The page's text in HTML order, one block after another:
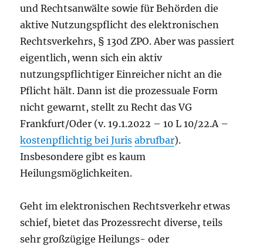
und Rechtsanwälte sowie für Behörden die
aktive Nutzungspflicht des elektronischen
Rechtsverkehrs, § 130d ZPO. Aber was passiert
eigentlich, wenn sich ein aktiv
nutzungspflichtiger Einreicher nicht an die
Pflicht hält. Dann ist die prozessuale Form
nicht gewarnt, stellt zu Recht das VG
Frankfurt/Oder (v. 19.1.2022 – 10 L 10/22.A –
kostenpflichtig bei Juris abrufbar).
Insbesondere gibt es kaum
Heilungsmöglichkeiten.
Geht im elektronischen Rechtsverkehr etwas
schief, bietet das Prozessrecht diverse, teils
sehr großzügige Heilungs- oder